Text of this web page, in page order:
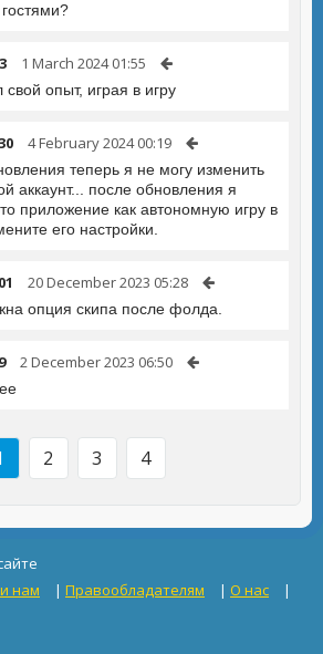
1 March 2024 01:55
свой опыт, играя в игру
4 February 2024 00:19
теперь я не могу изменить
аккаунт... после обновления я
приложение как автономную игру в
его настройки.
20 December 2023 05:28
опция скипа после фолда.
2 December 2023 06:50
2 3 4
нам | Правообладателям | О нас
|